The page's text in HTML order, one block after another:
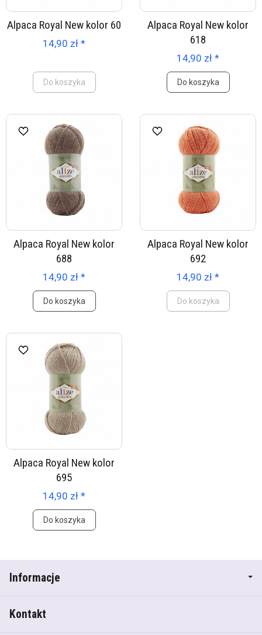
Alpaca Royal New kolor 60
14,90 zł *
Do koszyka
Alpaca Royal New kolor
618
14,90 zł *
Do koszyka
Alpaca Royal New kolor
688
14,90 zł *
Do koszyka
Alpaca Royal New kolor
692
14,90 zł *
Do koszyka
Alpaca Royal New kolor
695
14,90 zł *
Do koszyka
Informacje
Kontakt